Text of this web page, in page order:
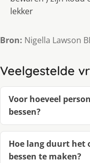
lekker
Bron: Nigella Lawson
Veelgestelde
Voor hoeveel
bessen?
Hoe lang duurt het
bessen te maken?